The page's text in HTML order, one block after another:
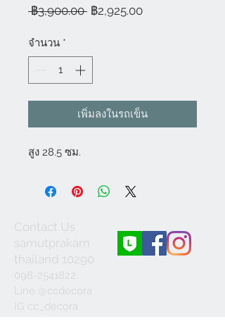
฿3,900.00 ราคา
฿2,925.00ราคา
จำนวน *
เพิ่มลงในรถเข็น
สูง 28.5 ซม.
Contact Us
samutprakarn
thailand 10290
098-2541822
Line @ccdecora
IG cc_decora